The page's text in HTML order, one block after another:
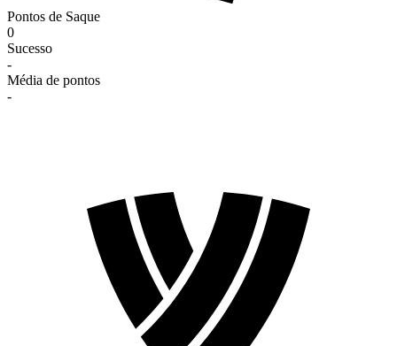
Pontos de Saque
0
Sucesso
-
Média de pontos
-